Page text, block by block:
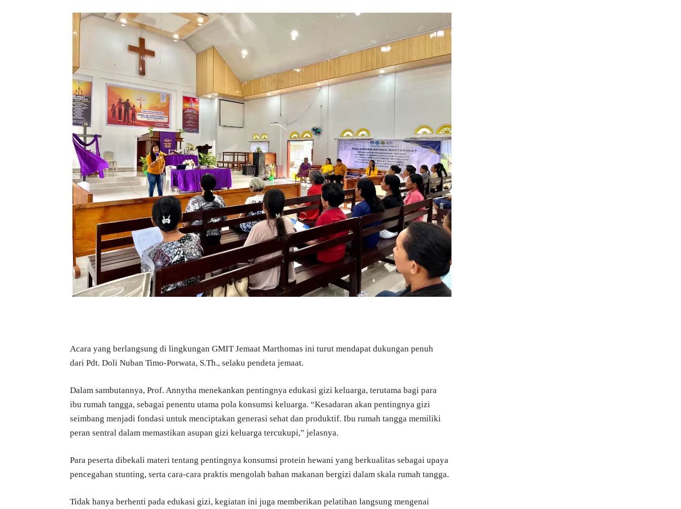
Acara yang berlangsung di lingkungan GMIT Jemaat Marthomas ini turut mendapat dukungan penuh
dari Pdt. Doli Nuban Timo-Porwata, S.Th., selaku pendeta jemaat.
Dalam sambutannya, Prof. Annytha menekankan pentingnya edukasi gizi keluarga, terutama bagi para
ibu rumah tangga, sebagai penentu utama pola konsumsi keluarga. “Kesadaran akan pentingnya gizi
seimbang menjadi fondasi untuk menciptakan generasi sehat dan produktif. Ibu rumah tangga memiliki
peran sentral dalam memastikan asupan gizi keluarga tercukupi,” jelasnya.
Para peserta dibekali materi tentang pentingnya konsumsi protein hewani yang berkualitas sebagai upaya
pencegahan stunting, serta cara-cara praktis mengolah bahan makanan bergizi dalam skala rumah tangga.
Tidak hanya berhenti pada edukasi gizi, kegiatan ini juga memberikan pelatihan langsung mengenai